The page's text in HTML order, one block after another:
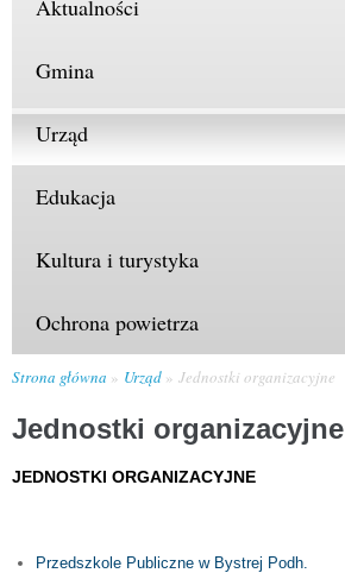
Aktualności
Gmina
Urząd
Edukacja
Kultura i turystyka
Ochrona powietrza
Strona główna Urząd Jednostki organizacyjne
Jednostki organizacyjne
JEDNOSTKI ORGANIZACYJNE
Przedszkole Publiczne w Bystrej Podh.